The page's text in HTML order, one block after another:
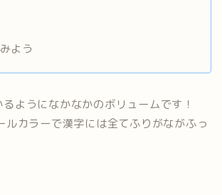
よう
ようになかなかのボリュームです！
ルカラーで漢字には全てふりがながふっ